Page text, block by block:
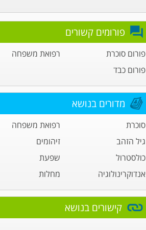
פורומים קשורים
פורום סוכרת
רפואת משפחה
פורום כבד
מדורים בנושא
סוכרת
רפואת משפחה
גיל הזהב
זיהומים
כולסטרול
שפעת
אנדוקרינולוגיה
מחלות
קישורים בנושא